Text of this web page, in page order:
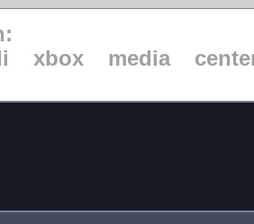
xbox media